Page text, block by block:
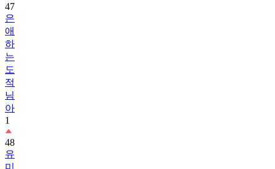
47
은
애
하
는
도
적
님
아
1
48
유
미